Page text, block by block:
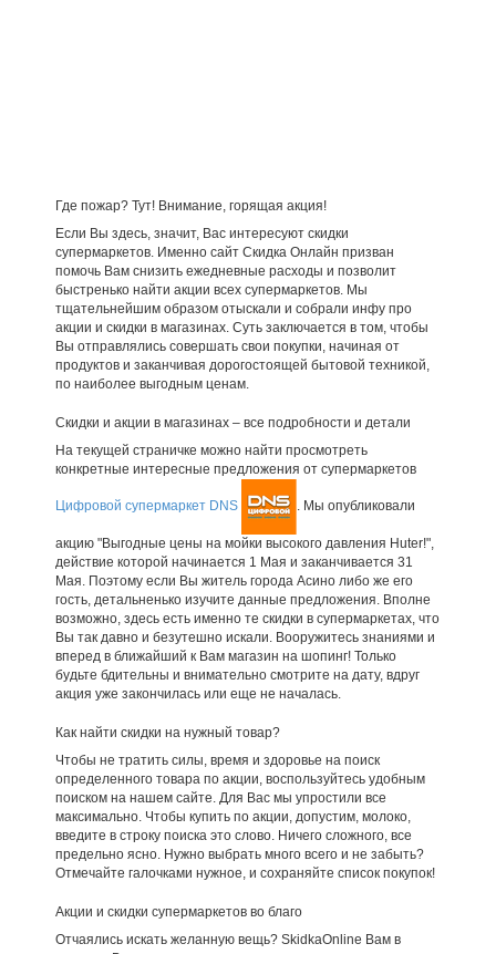
Где пожар? Тут! Внимание, горящая акция!
Если Вы здесь, значит, Вас интересуют скидки
супермаркетов. Именно сайт Скидка Онлайн призван
помочь Вам снизить ежедневные расходы и позволит
быстренько найти акции всех супермаркетов. Мы
тщательнейшим образом отыскали и собрали инфу про
акции и скидки в магазинах. Суть заключается в том, чтобы
Вы отправлялись совершать свои покупки, начиная от
продуктов и заканчивая дорогостоящей бытовой техникой,
по наиболее выгодным ценам.
Скидки и акции в магазинах – все подробности и детали
На текущей страничке можно найти просмотреть
конкретные интересные предложения от супермаркетов
Цифровой супермаркет DNS . Мы опубликовали
акцию "Выгодные цены на мойки высокого давления Huter!",
действие которой начинается 1 Мая и заканчивается 31
Мая. Поэтому если Вы житель города Асино либо же его
гость, детальненько изучите данные предложения. Вполне
возможно, здесь есть именно те скидки в супермаркетах, что
Вы так давно и безутешно искали. Вооружитесь знаниями и
вперед в ближайший к Вам магазин на шопинг! Только
будьте бдительны и внимательно смотрите на дату, вдруг
акция уже закончилась или еще не началась.
Как найти скидки на нужный товар?
Чтобы не тратить силы, время и здоровье на поиск
определенного товара по акции, воспользуйтесь удобным
поиском на нашем сайте. Для Вас мы упростили все
максимально. Чтобы купить по акции, допустим, молоко,
введите в строку поиска это слово. Ничего сложного, все
предельно ясно. Нужно выбрать много всего и не забыть?
Отмечайте галочками нужное, и сохраняйте список покупок!
Акции и скидки супермаркетов во благо
Отчаялись искать желанную вещь? SkidkaOnline Вам в